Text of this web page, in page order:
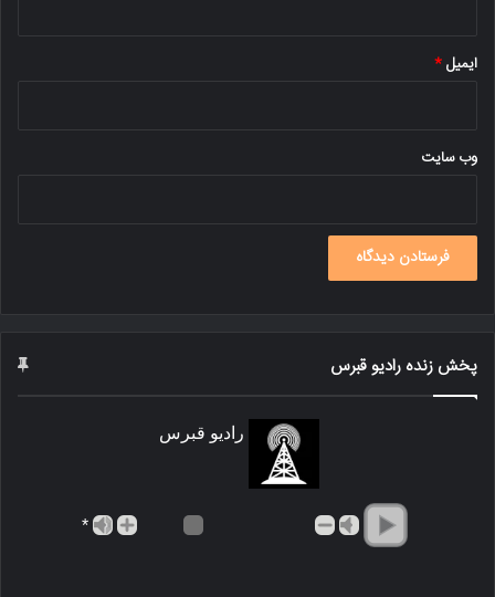
ایمیل*
وب‌ سایت
پخش زنده رادیو قبرس
رادیو قبرس
*